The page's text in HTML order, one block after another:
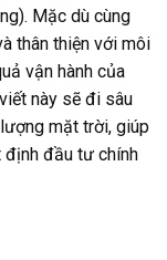
Mặc dù cùng
thân thiện với môi
vận hành của
này sẽ đi sâu
mặt trời, giúp
định đầu tư chính